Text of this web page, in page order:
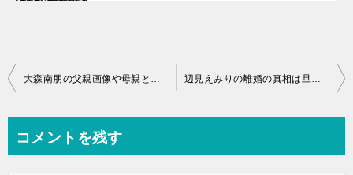
投
ビ
大森南朋の父親画像や母親とは？嫁や子供の存在とは？ 辺見えみりの離婚の真相は旦那松田賢二との知られざる関係が？
コメントを残す